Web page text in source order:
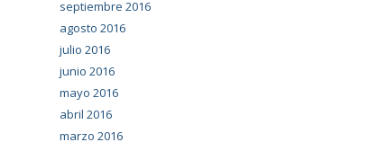
septiembre 2016
agosto 2016
julio 2016
junio 2016
mayo 2016
abril 2016
marzo 2016